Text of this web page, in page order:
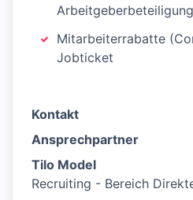
Arbeitgeberbeteiligung
Mitarbeiterrabatte
Jobticket
Kontakt
Ansprechpartner
Tilo Model
Recruiting - Bereich